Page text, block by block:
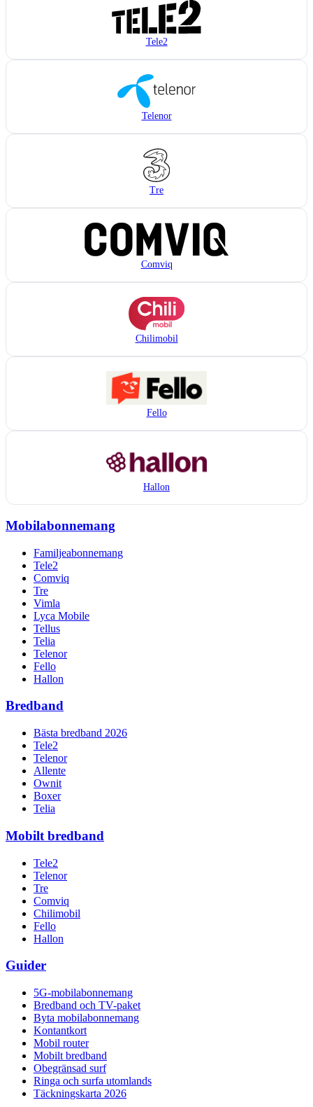
Tele2
Telenor
Tre
Comviq
Chilimobil
Fello
Hallon
Mobilabonnemang
Familjeabonnemang
Tele2
Comviq
Tre
Vimla
Lyca Mobile
Tellus
Telia
Telenor
Fello
Hallon
Bredband
Bästa bredband 2026
Tele2
Telenor
Allente
Ownit
Boxer
Telia
Mobilt bredband
Tele2
Telenor
Tre
Comviq
Chilimobil
Fello
Hallon
Guider
5G-mobilabonnemang
Bredband och TV-paket
Byta mobilabonnemang
Kontantkort
Mobil router
Mobilt bredband
Obegränsad surf
Ringa och surfa utomlands
Täckningskarta 2026